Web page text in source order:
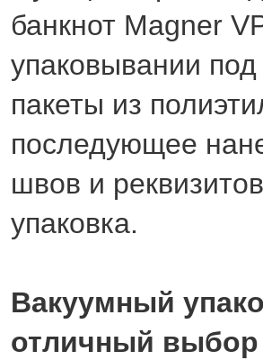
банкнот Magner
упаковывании
пакеты из
последующее
швов и
упаковка.
Вакуумный
отличный выбор